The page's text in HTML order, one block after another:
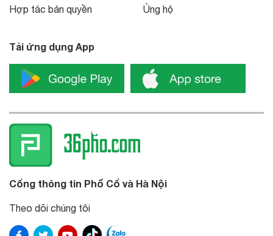
Hợp tác bản quyền Ủng hộ
Tải ứng dụng App
Cổng thông tin Phố Cổ và Hà Nội
Theo dõi chúng tôi